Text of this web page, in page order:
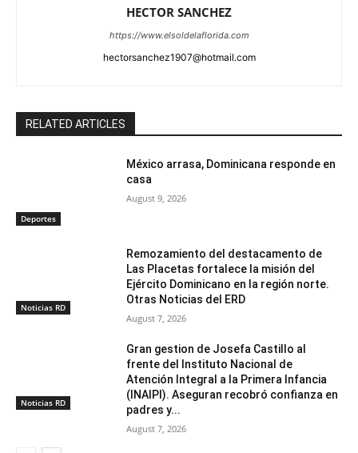
HECTOR SANCHEZ
https://www.elsoldelaflorida.com
hectorsanchez1907@hotmail.com
RELATED ARTICLES
Deportes
México arrasa, Dominicana responde en
casa
August 9, 2026
Noticias RD
Remozamiento del destacamento de
Las Placetas fortalece la misión del
Ejército Dominicano en la región norte.
Otras Noticias del ERD
August 7, 2026
Noticias RD
Gran gestion de Josefa Castillo al
frente del Instituto Nacional de
Atención Integral a la Primera Infancia
(INAIPI). Aseguran recobró confianza en
padres y...
August 7, 2026